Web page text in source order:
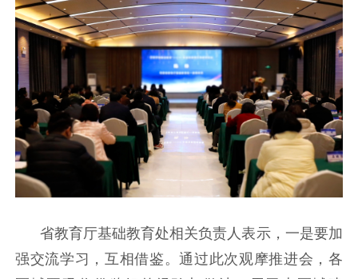
省教育厅基础教育处相关负责人表示，一是要加
强交流学习，互相借鉴。通过此次观摩推进会，各